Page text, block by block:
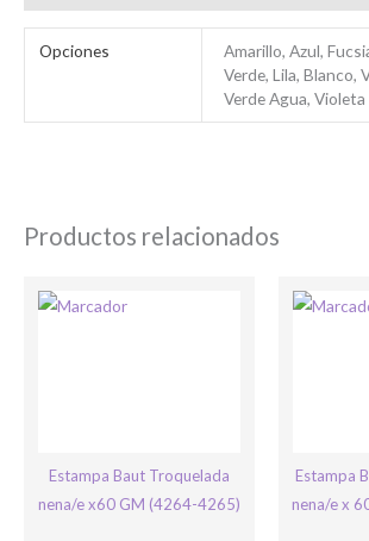
Opciones
Amarillo, Azul,
Verde, Lila, Blanco,
Verde Agua, Violeta
Productos relacionados
Estampa Baut Troquelada
nena/e x60 GM (4264-4265)
Estampa
nena/e x
Bienvenido/
Ingresar